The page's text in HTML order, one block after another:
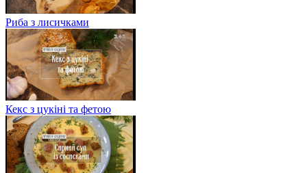
Риба з лисичками
Кекс з цукіні та фетою